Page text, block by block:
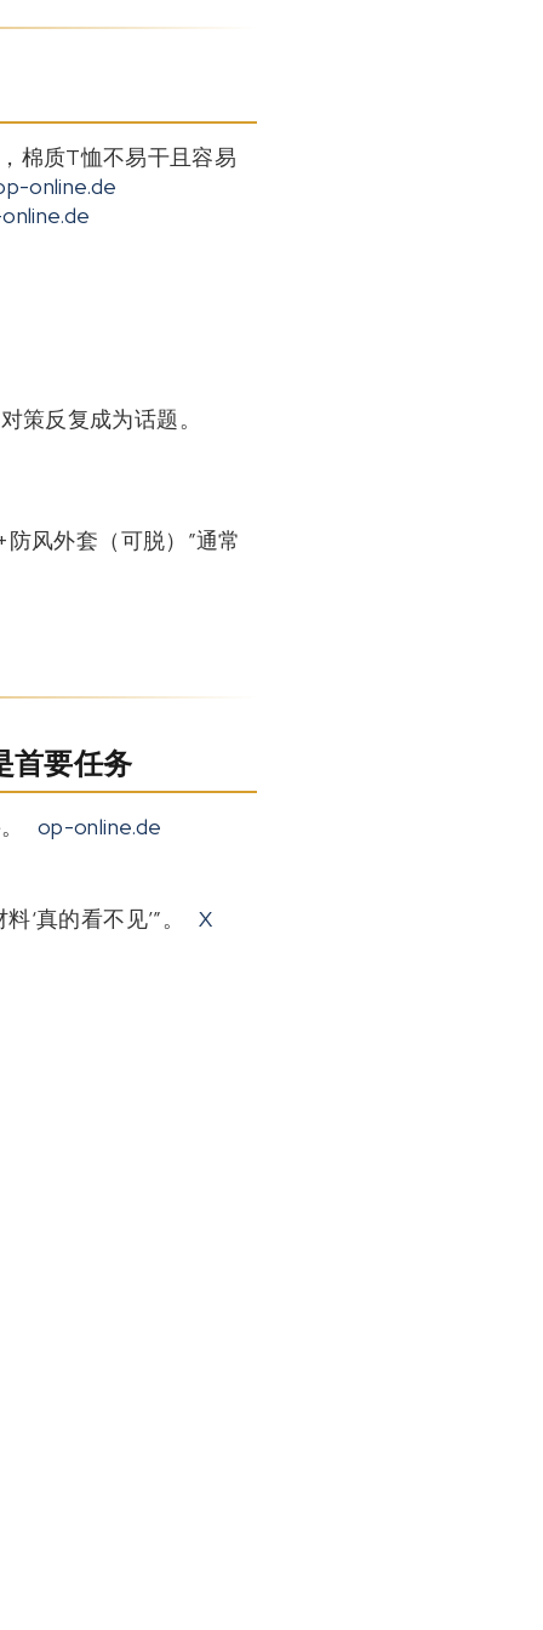
棉质T恤不易干且容易
online.de
策反复成为话题。
风外套（可脱）”通常
首要任务
。
op-online.de
真的看不见’”。
X